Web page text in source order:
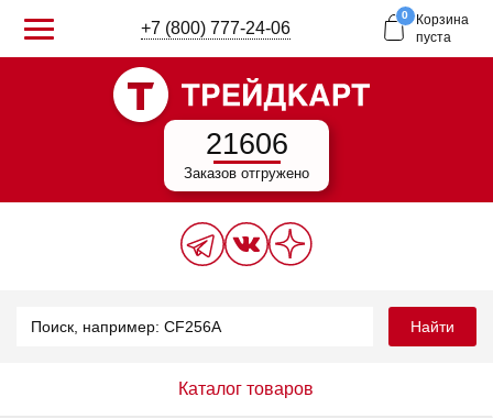
+7 (800) 777-24-06
0
Корзина
пуста
21606
Заказов отгружено
Найти
Каталог товаров